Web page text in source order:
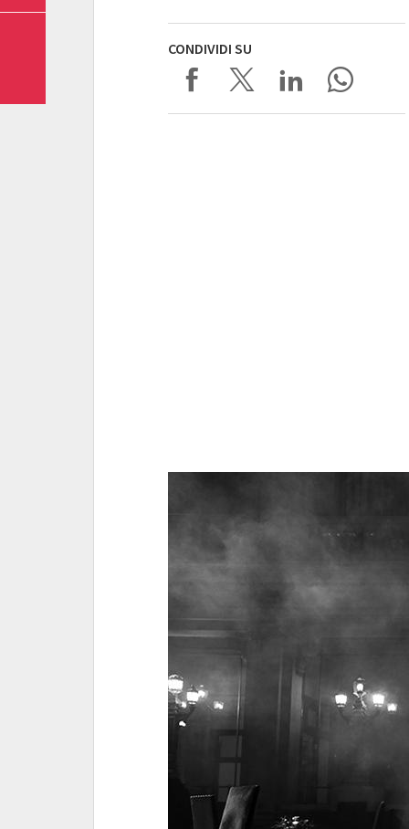
CONDIVIDI SU